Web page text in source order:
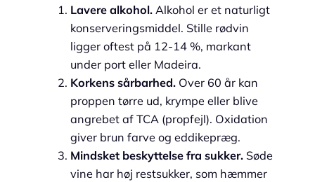
Lavere alkohol. Alkohol er et naturligt
konserveringsmiddel. Stille rødvin
ligger oftest på 12-14 %, markant
under port eller Madeira.
Korkens sårbarhed. Over 60 år kan
proppen tørre ud, krympe eller blive
angrebet af TCA (propfejl). Oxidation
giver brun farve og eddikepræg.
Mindsket beskyttelse fra sukker. Søde
vine har høj restsukker, som hæmmer